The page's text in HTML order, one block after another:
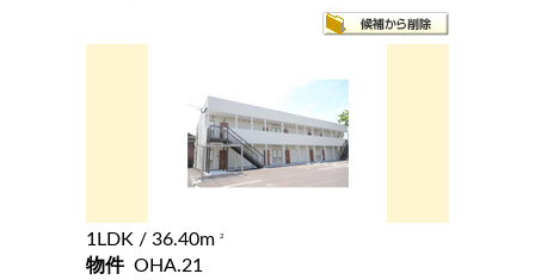
1LDK / 36.40m 2
物件 OHA.21